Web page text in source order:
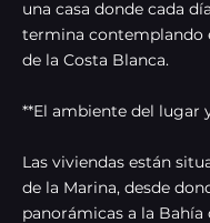
una casa donde cada
termina contemplando
de la Costa Blanca.
**El ambiente del lugar
Las viviendas están
de la Marina, desde
panorámicas a la Bahía